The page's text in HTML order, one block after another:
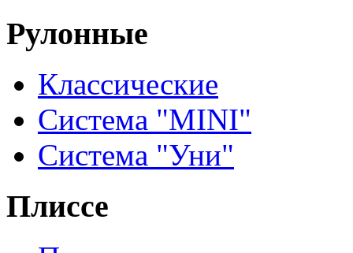
Рулонные
Классические
Система "MINI"
Система "Уни"
Плиссе